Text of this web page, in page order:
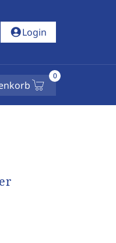
account_circleLogin
0